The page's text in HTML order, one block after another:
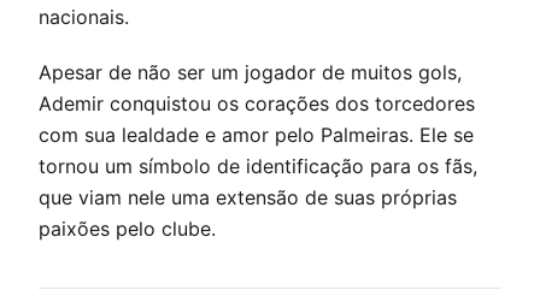
nacionais.
Apesar de não ser um jogador de muitos gols,
Ademir conquistou os corações dos torcedores
com sua lealdade e amor pelo Palmeiras. Ele se
tornou um símbolo de identificação para os fãs,
que viam nele uma extensão de suas próprias
paixões pelo clube.